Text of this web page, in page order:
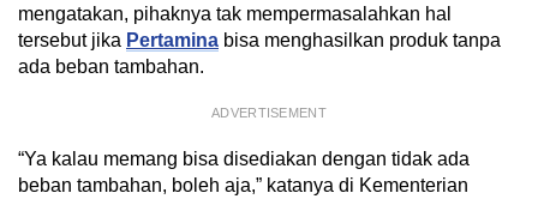
mengatakan, pihaknya tak mempermasalahkan hal
tersebut jika Pertamina bisa menghasilkan produk tanpa
ada beban tambahan.
ADVERTISEMENT
“Ya kalau memang bisa disediakan dengan tidak ada
beban tambahan, boleh aja,” katanya di Kementerian